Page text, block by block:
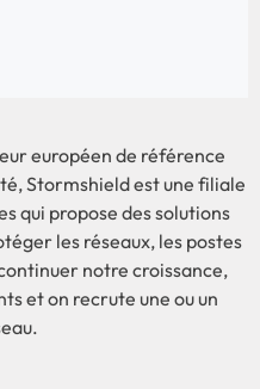
européen de référence
Stormshield est une filiale
qui propose des solutions
les réseaux, les postes
notre croissance,
et on recrute une ou un